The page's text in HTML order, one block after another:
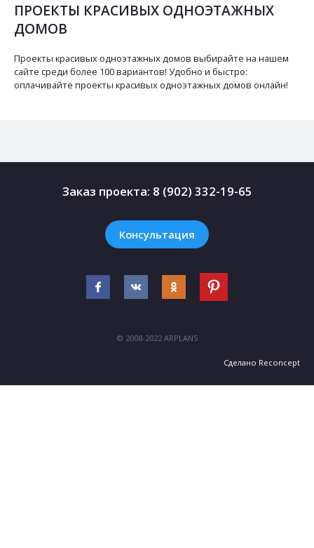
ПРОЕКТЫ КРАСИВЫХ ОДНОЭТАЖНЫХ
ДОМОВ
Проекты красивых одноэтажных домов выбирайте на нашем
сайте среди более 100 вариантов! Удобно и быстро:
оплачивайте проекты красивых одноэтажных домов онлайн!
Заказ проекта: 8 (902) 332-19-65
Консультация
© 2008-2022 ARPLANS
Сделано Reconcept